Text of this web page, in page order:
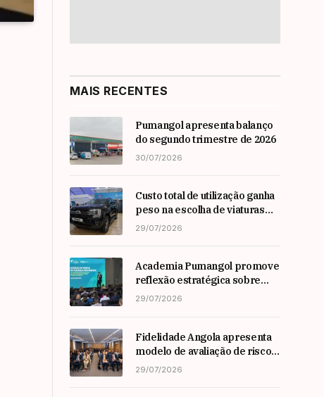
MAIS RECENTES
Pumangol apresenta balanço
do segundo trimestre de 2026
30/07/2026
Custo total de utilização ganha
peso na escolha de viaturas
em angola
29/07/2026
Academia Pumangol promove
reflexão estratégica sobre
liderança e inovação com
29/07/2026
Fidelidade Angola apresenta
modelo de avaliação de risco
em Workshop da ARSEG
29/07/2026